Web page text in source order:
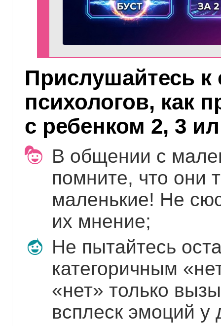
Прислушайтесь
психологов, как
с ребенком 2, 3
В общении с
помните, что они
маленькие! Не
их мнение;
Не пытайтесь
категоричным
«нет» только
всплеск эмоций у